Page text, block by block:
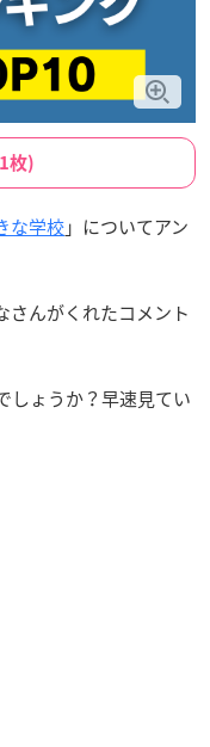
枚)
な学校」についてアン
さんがくれたコメント
しょうか？早速見てい